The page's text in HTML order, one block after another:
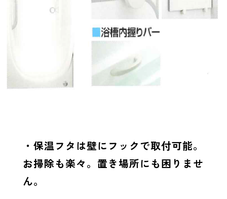
・保温フタは壁にフックで取付可能。
お掃除も楽々。置き場所にも困りませ
ん。